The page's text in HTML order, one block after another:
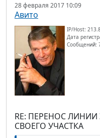
28 февраля 2017 10:09
Авито
IP/Host:
Дата
Сообщений:
RE: ПЕРЕНОС
СВОЕГО УЧАСТКА